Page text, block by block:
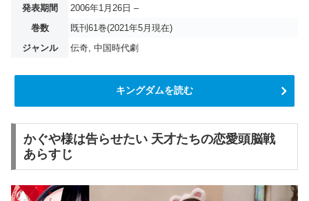
発表期間
2006年1月26日 –
巻数
既刊61巻(2021年5月現在)
ジャンル
伝奇, 中国時代劇
キングダムを読む
かぐや様は告らせたい 天才たちの恋愛頭脳戦
あらすじ